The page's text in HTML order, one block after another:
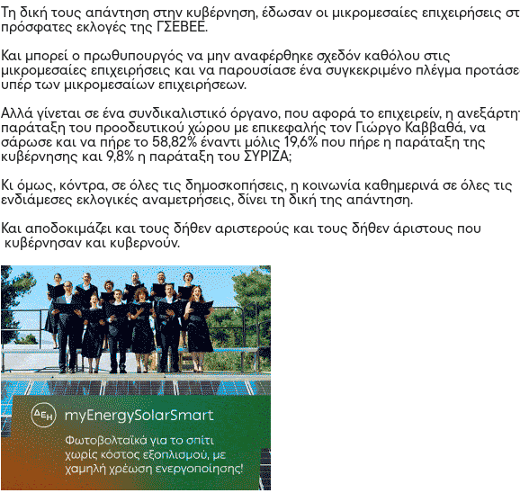
Τη δική τους απάντηση στην κυβέρνηση, έδωσαν οι μικρομεσαίες επιχειρήσεις
πρόσφατες εκλογές της ΓΣΕΒΕΕ.
Και μπορεί ο πρωθυπουργός να μην αναφέρθηκε σχεδόν καθόλου στις
μικρομεσαίες επιχειρήσεις και να παρουσίασε ένα συγκεκριμένο πλέγμα
υπέρ των μικρομεσαίων επιχειρήσεων.
Αλλά γίνεται σε ένα συνδικαλιστικό όργανο, που αφορά το επιχειρείν, η
παράταξη του προοδευτικού χώρου με επικεφαλής τον Γιώργο Καββαθά, να
σάρωσε και να πήρε το 58,82% έναντι μόλις 19,6% που πήρε η παράταξη της
κυβέρνησης και 9,8% η παράταξη του ΣΥΡΙΖΑ;
Κι όμως, κόντρα, σε όλες τις δημοσκοπήσεις, η κοινωνία καθημερινά σε όλες τις
ενδιάμεσες εκλογικές αναμετρήσεις, δίνει τη δική της απάντηση.
Και αποδοκιμάζει και τους δήθεν αριστερούς και τους δήθεν άριστους που
κυβέρνησαν και κυβερνούν.